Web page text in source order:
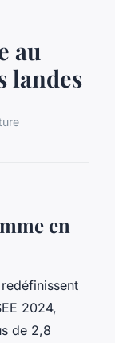
au
landes
en
2024,
de 2,8